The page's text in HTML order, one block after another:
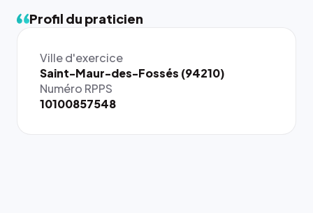
Profil du praticien
Ville d'exercice
Saint-Maur-des-Fossés (94210)
Numéro RPPS
10100857548
{# 40×40
: la taille
rendue par
`.profile-